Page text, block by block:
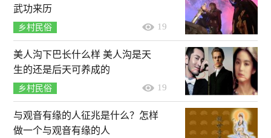
武功来历
乡村民俗 19
美人沟下巴长什么样 美人沟是天
生的还是后天可养成的
乡村民俗 19
与观音有缘的人征兆是什么？怎样
做一个与观音有缘的人